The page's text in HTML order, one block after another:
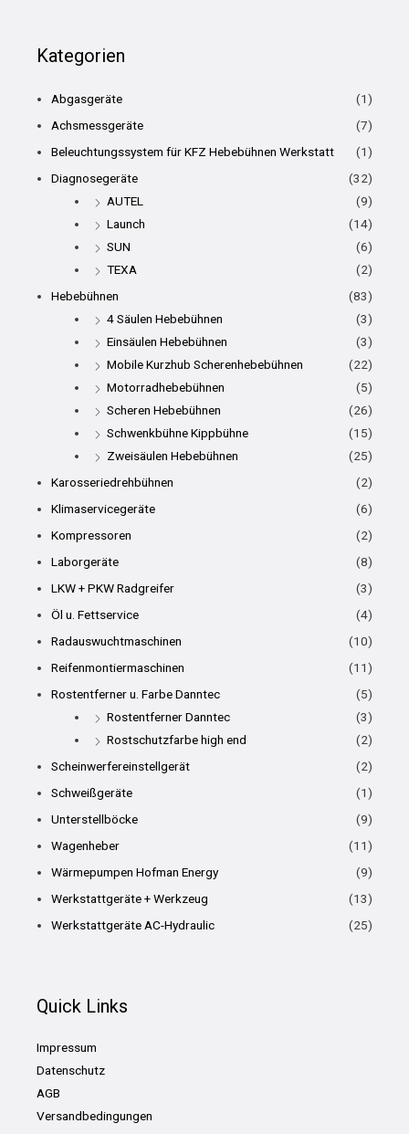
Kategorien
Abgasgeräte
(1)
Achsmessgeräte
(7)
Beleuchtungssystem für KFZ Hebebühnen Werkstatt
(1)
Diagnosegeräte
(32)
AUTEL
(9)
Launch
(14)
SUN
(6)
TEXA
(2)
Hebebühnen
(83)
4 Säulen Hebebühnen
(3)
Einsäulen Hebebühnen
(3)
Mobile Kurzhub Scherenhebebühnen
(22)
Motorradhebebühnen
(5)
Scheren Hebebühnen
(26)
Schwenkbühne Kippbühne
(15)
Zweisäulen Hebebühnen
(25)
Karosseriedrehbühnen
(2)
Klimaservicegeräte
(6)
Kompressoren
(2)
Laborgeräte
(8)
LKW + PKW Radgreifer
(3)
Öl u. Fettservice
(4)
Radauswuchtmaschinen
(10)
Reifenmontiermaschinen
(11)
Rostentferner u. Farbe Danntec
(5)
Rostentferner Danntec
(3)
Rostschutzfarbe high end
(2)
Scheinwerfereinstellgerät
(2)
Schweißgeräte
(1)
Unterstellböcke
(9)
Wagenheber
(11)
Wärmepumpen Hofman Energy
(9)
Werkstattgeräte + Werkzeug
(13)
Werkstattgeräte AC-Hydraulic
(25)
Quick Links
Impressum
Datenschutz
AGB
Versandbedingungen